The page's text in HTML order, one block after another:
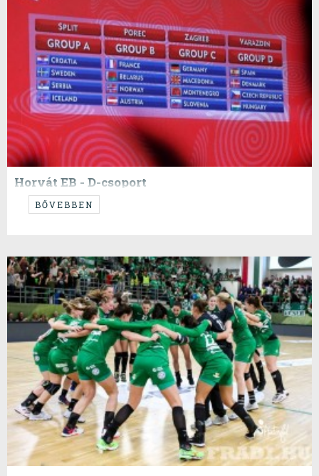
Horvát EB - D-csoport
HUN, DEN, ESP, CZE
BŐVEBBEN